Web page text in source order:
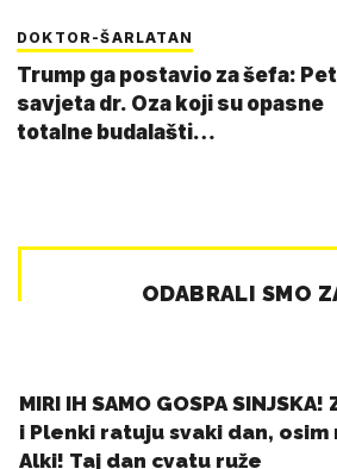
DOKTOR-ŠARLATAN
Trump ga postavio za šefa: Pet
savjeta dr. Oza koji su opasne
totalne budalašti…